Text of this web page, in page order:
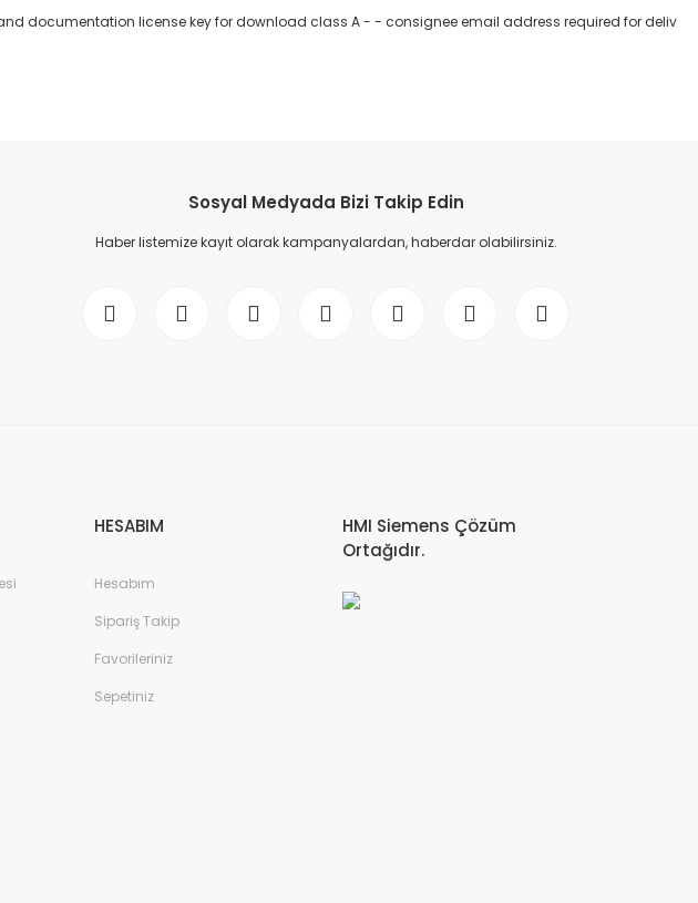
documentation license key for download class A - - consignee email address required for deliv
Sosyal Medyada Bizi Takip Edin
Haber listemize kayıt olarak kampanyalardan, haberdar olabilirsiniz.
HESABIM
Hesabım
Sipariş Takip
Favorileriniz
Sepetiniz
HMI Siemens Çözüm
Ortağıdır.